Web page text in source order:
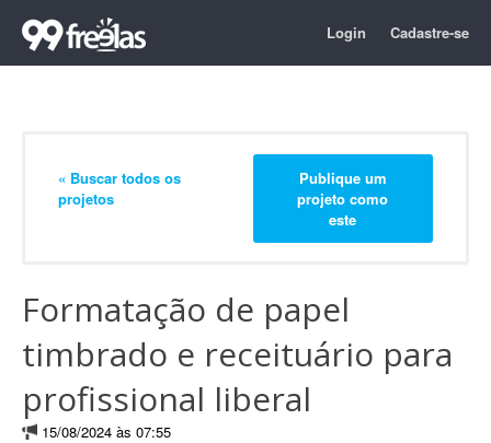
Login Cadastre-se
« Buscar todos os
projetos
Publique um
projeto como
este
Formatação de papel
timbrado e receituário para
profissional liberal
15/08/2024 às 07:55